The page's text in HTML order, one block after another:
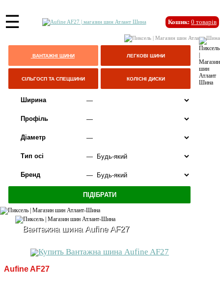
☰ Кошик: 0 товарів
ВАНТАЖНІ ШИНИ ЛЕГКОВІ ШИНИ
СІЛЬГОСП ТА СПЕЦШИНИ КОЛІСНІ ДИСКИ
Ширина
Профіль
Діаметр
Тип осі
Бренд
Вантажна шина Aufine AF27
Aufine AF27